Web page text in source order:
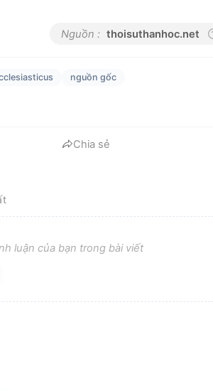
Nguồn : thoisuthanhoc.net
nguồn gốc
Chia sẻ
luận của bạn trong bài viết